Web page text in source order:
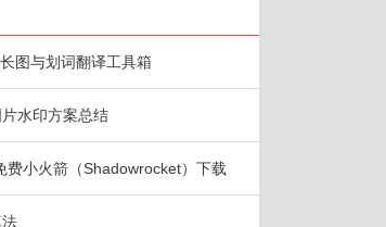
图与划词翻译工具箱
水印方案总结
费小火箭（Shadowrocket）下载